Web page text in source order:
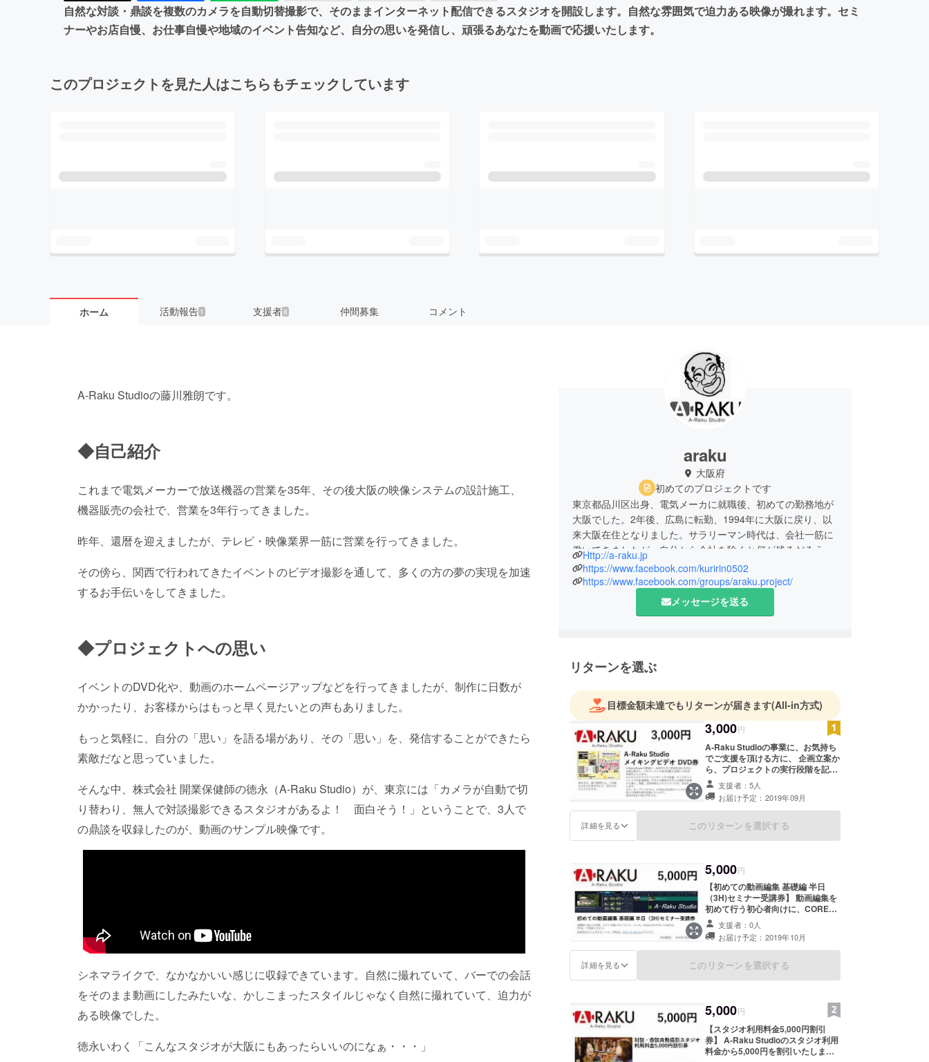
自然な対談・鼎談を複数のカメラを自動切替撮影で、そのままインターネット配信できるスタジオを開設します。自然な雰囲気で迫力ある映像が撮れます。セミ
ナーやお店自慢、お仕事自慢や地域のイベント告知など、自分の思いを発信し、頑張るあなたを動画で応援いたします。
このプロジェクトを見た人はこちらもチェックしています
ホーム 活動報告 1 支援者8 仲間募集 コメント
A-Raku Studioの藤川雅朗です。
◆自己紹介
これまで電気メーカーで放送機器の営業を35年、その後大阪の映像システムの設計施工、
機器販売の会社で、営業を3年行ってきました。
昨年、還暦を迎えましたが、テレビ・映像業界一筋に営業を行ってきました。
その傍ら、関西で行われてきたイベントのビデオ撮影を通して、多くの方の夢の実現を加速
するお手伝いをしてきました。
◆プロジェクトへの思い
イベントのDVD化や、動画のホームページアップなどを行ってきましたが、制作に日数が
かかったり、お客様からはもっと早く見たいとの声もありました。
もっと気軽に、自分の「思い」を語る場があり、その「思い」を、発信することができたら
素敵だなと思っていました。
そんな中、株式会社 開業保健師の徳永（A-Raku Studio）が、東京には「カメラが自動で切
り替わり、無人で対談撮影できるスタジオがあるよ！ 面白そう！」ということで、3人で
の鼎談を収録したのが、動画のサンプル映像です。
シネマライクで、なかなかいい感じに収録できています。自然に撮れていて、バーでの会話
をそのまま動画にしたみたいな、かしこまったスタイルじゃなく自然に撮れていて、迫力が
ある映像でした。
徳永いわく「こんなスタジオが大阪にもあったらいいのになぁ・・・」
araku
大阪府
初めてのプロジェクトです
東京都品川区出身、電気メーカに就職後、初めての勤務地が
大阪でした。2年後、広島に転勤、1994年に大阪に戻り、以
来大阪在住となりました。サラリーマン時代は、会社一筋に
働いてきましたが、自分から会社を除くと何が残るだろうか
と思った時から、地域の活動や起業について興味を持ちまし
た。マンションの自治会長や管理組合の責任者や、2000年頃
には地域で行われるIT講習会の講師をしてきました。
電気メーカーでは、35年間、営業一筋に、テレビ放送関係の
である映像関係で、貢献できる仕事を、生涯の仕事として、
A-Raku Studioでは、「人の思いが生かされる街づくりに、
貢献してゆきたいです。
61歳のワクワクチャレンジ ご支援のほど、よろしくお願い
いたします。
Http://a-raku.jp
https://www.facebook.com/kuririn0502
https://www.facebook.com/groups/araku.project/
メッセージを送る
リターンを選ぶ
目標金額未達でもリターンが届きます(All-in方式)
3,000円
A-Raku Studioの事業に、お気持ち
でご支援を頂ける方に、 企画立案か
ら、プロジェクトの実行段階を記録
したDVDを提供いたします。 はじ
めてのクラウドファンディングの取
組、キックオフイベントでの配信動
画、スタジオ建設やスタジオ機材の
設置から導入、調整、初ONAIRまで
数点収録いたします。 2019年9月に
発行予定です。 DVDの発送時に、
徳永京子と、藤川雅朗より、支援の
お礼のお手紙を添えて発送させてい
ただきます。 多くの方のご支援を、
よろしくお願いいたします。
支援者：5人
お届け予定：2019年09月
詳細を見る このリターンを選択する
5,000円
【初めての動画編集 基礎編 半日
（3H)セミナー受講券】 動画編集を
初めて行う初心者向けに、COREL
VideoStudioを使って、映像編集の
基礎を、映像の取込みから、編集
（トリミング、フィルター、エフェ
クト、タイトルやテロップ、ナレー
ションとバックミュージック）、用
間のセミナーです。 通常セミナー
の価格は、8,000円ですが、リター
ンでは、５,000円の特別価格と、受
講後のアプリケーションソフトの対
応や、制作途上の質疑応答をメール
支援者：0人
お届け予定：2019年10月
詳細を見る このリターンを選択する
5,000円
【スタジオ利用料金5,000円割引
券】 A-Raku Studioのスタジオ利用
料金から5,000円を割引いたしま